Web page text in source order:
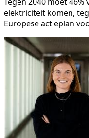
elektriciteit komen,
Europese actieplan